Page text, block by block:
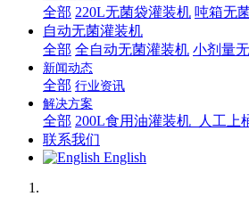
全部 220L无菌袋灌装机 吨箱无
自动无菌灌装机
全部 全自动无菌灌装机 小剂量
新闻动态
全部 行业资讯
解决方案
全部 200L食用油灌装机_人工上
联系我们
English